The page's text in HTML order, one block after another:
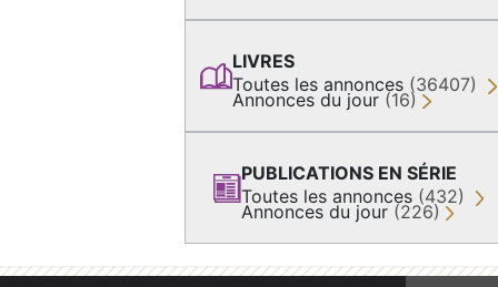
LIVRES
Toutes les annonces (36407)
Annonces du jour (16)
PUBLICATIONS EN SÉRIE
Toutes les annonces (432)
Annonces du jour (226)